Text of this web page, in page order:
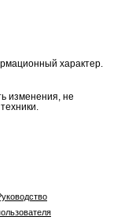
характер.
изменения, не